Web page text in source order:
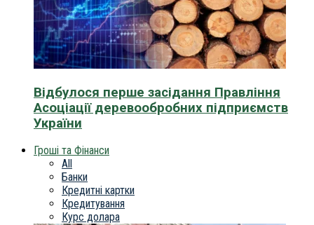
Відбулося перше засідання Правління
Асоціації деревообробних підприємств
України
Гроші та Фінанси
All
Банки
Кредитні картки
Кредитування
Курс долара